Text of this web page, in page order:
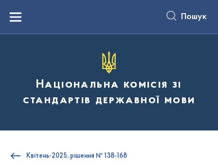
вмістуMenu Пошук
Національна комісія зі
стандартів державної мови
Квітень-2025, рішення № 138-168